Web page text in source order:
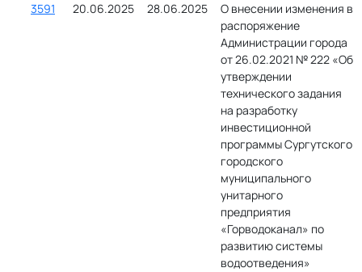
3591
20.06.2025 28.06.2025
О внесении изменения в
распоряжение
Администрации города
от 26.02.2021 № 222 «Об
утверждении
технического задания
на разработку
инвестиционной
программы Сургутского
городского
муниципального
унитарного
предприятия
«Горводоканал» по
развитию системы
водоотведения»